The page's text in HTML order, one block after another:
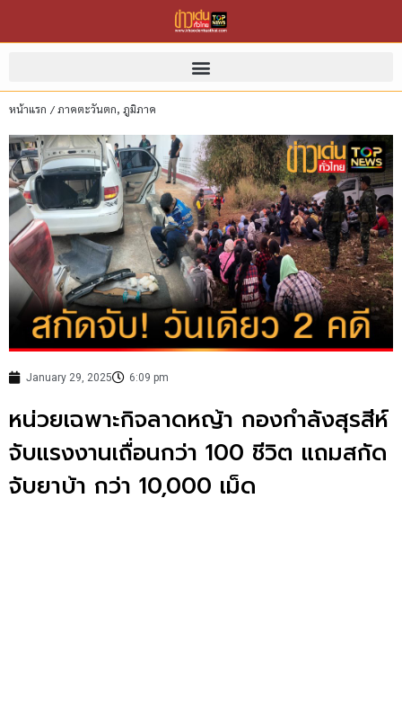
หน้าแรก /ภาคตะวันตก, ภูมิภาค
January 29, 2025 6:09 pm
หน่วยเฉพาะกิจลาดหญ้า กองกำลังสุรสีห์
จับแรงงานเถื่อนกว่า 100 ชีวิต แถมสกัด
จับยาบ้า กว่า 10,000 เม็ด